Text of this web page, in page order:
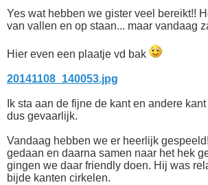
Yes wat hebben we gister veel bereikt!!
van vallen en op staan... maar vandaag
Hier even een plaatje vd bak
20141108_140053.jpg
Ik sta aan de fijne de kant en andere
dus gevaarlijk.
Vandaag hebben we er heerlijk
gedaan en daarna samen naar het hek
gingen we daar friendly doen. Hij was
bijde kanten cirkelen.